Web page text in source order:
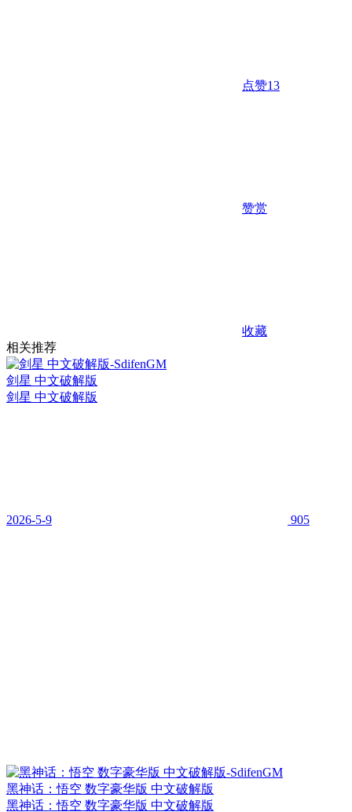
点赞13
赞赏
收藏
相关推荐
剑星 中文破解版
剑星 中文破解版
2026-5-9 905
黑神话：悟空 数字豪华版 中文破解版
黑神话：悟空 数字豪华版 中文破解版